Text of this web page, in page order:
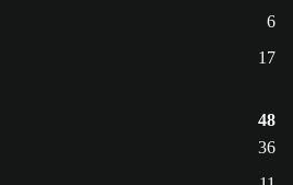
6
17
48
36